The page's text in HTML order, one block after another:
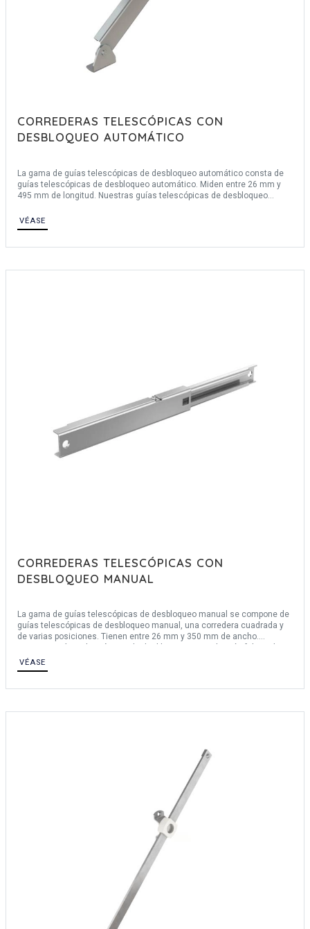
CORREDERAS TELESCÓPICAS CON
DESBLOQUEO AUTOMÁTICO
La gama de guías telescópicas de desbloqueo automático consta de
guías telescópicas de desbloqueo automático. Miden entre 26 mm y
495 mm de longitud. Nuestras guías telescópicas de desbloqueo
Tenga cuidado, A corresponde a la posición cerrada y B a la posición
abierta.
VÉASE
CORREDERAS TELESCÓPICAS CON
DESBLOQUEO MANUAL
La gama de guías telescópicas de desbloqueo manual se compone de
guías telescópicas de desbloqueo manual, una corredera cuadrada y
de varias posiciones. Tienen entre 26 mm y 350 mm de ancho.
en acero inoxidable 304 y acero inoxidable. Ideal para aplicaciones
sujetas a golpes o vibraciones.
VÉASE